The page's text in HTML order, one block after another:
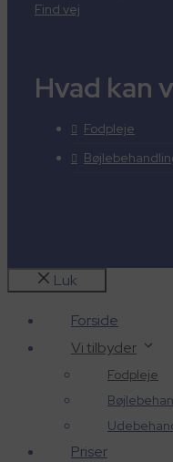
Find vej
Hvad kan
Fodpleje
Luk
Forside
Vi tilbyder
Fodpleje
Priser